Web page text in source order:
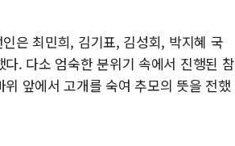
은 최민희, 김기표, 김성회, 박지혜 국
. 다소 엄숙한 분위기 속에서 진행된 참
앞에서 고개를 숙여 추모의 뜻을 전했